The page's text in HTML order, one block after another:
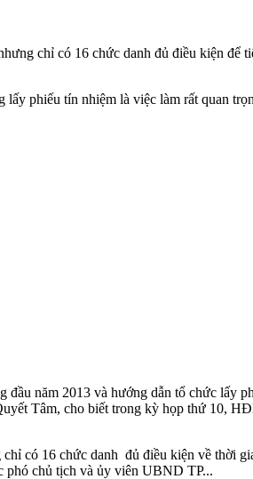
chỉ có 16 chức danh đủ điều kiện để
phiếu tín nhiệm là việc làm rất quan
năm 2013 và hướng dẫn tổ chức
Tâm, cho biết trong kỳ họp thứ 10,
có 16 chức danh đủ điều kiện về thời
chủ tịch và ủy viên UBND TP...